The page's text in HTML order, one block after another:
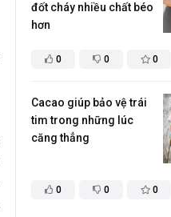
0 0 0
đốt cháy nhiều chất béo
hơn
0 0 0
Cacao giúp bảo vệ trái
tim trong những lúc
căng thẳng